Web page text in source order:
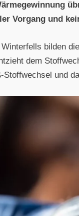
Vorgang und
bilden
dem
und